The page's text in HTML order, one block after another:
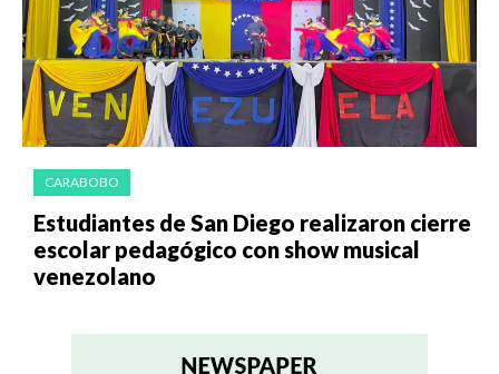
CARABOBO
Estudiantes de San Diego realizaron cierre
escolar pedagógico con show musical
venezolano